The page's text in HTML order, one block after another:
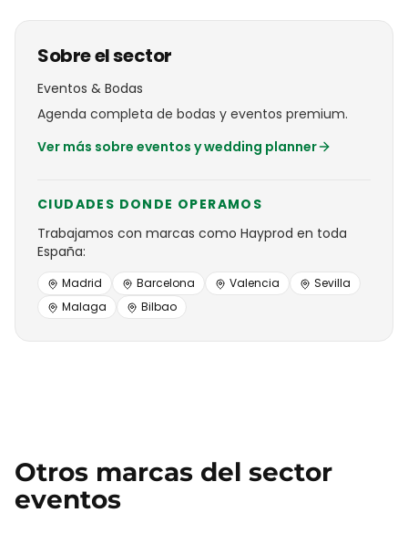
Sobre el sector
Eventos & Bodas
Agenda completa de bodas y eventos premium.
Ver más sobre eventos y wedding planner
CIUDADES DONDE OPERAMOS
Trabajamos con marcas como Hayprod en toda
España:
Madrid Barcelona Valencia
Sevilla
Malaga
Bilbao
Otros marcas del sector
eventos